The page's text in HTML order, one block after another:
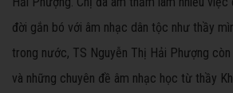
đời gắn bó với âm nhạc dân tộc như thầy
trong nước, TS Nguyễn Thị Hải Phượng
và những chuyên đề âm nhạc học từ thầy